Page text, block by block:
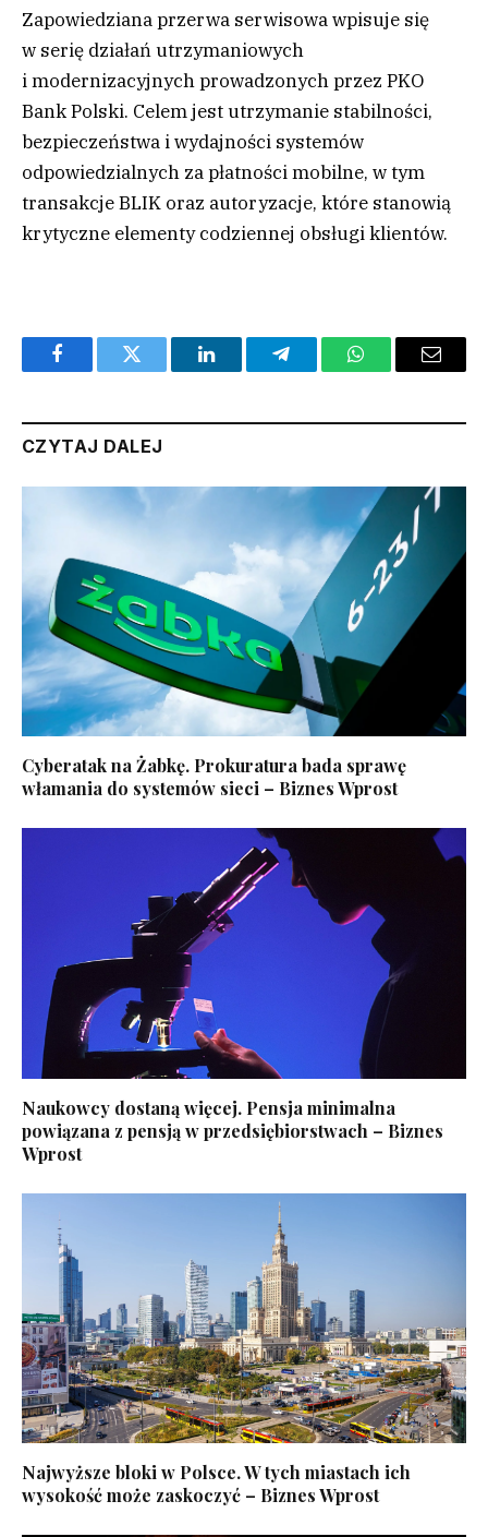
Zapowiedziana przerwa serwisowa wpisuje się
w serię działań utrzymaniowych
i modernizacyjnych prowadzonych przez PKO
Bank Polski. Celem jest utrzymanie stabilności,
bezpieczeństwa i wydajności systemów
odpowiedzialnych za płatności mobilne, w tym
transakcje BLIK oraz autoryzacje, które stanowią
krytyczne elementy codziennej obsługi klientów.
FacebookTwitter LinkedInTelegramWhatsAppEmail
CZYTAJ DALEJ
Cyberatak na Żabkę. Prokuratura bada sprawę
włamania do systemów sieci – Biznes Wprost
Naukowcy dostaną więcej. Pensja minimalna
powiązana z pensją w przedsiębiorstwach – Biznes
Wprost
Najwyższe bloki w Polsce. W tych miastach ich
wysokość może zaskoczyć – Biznes Wprost